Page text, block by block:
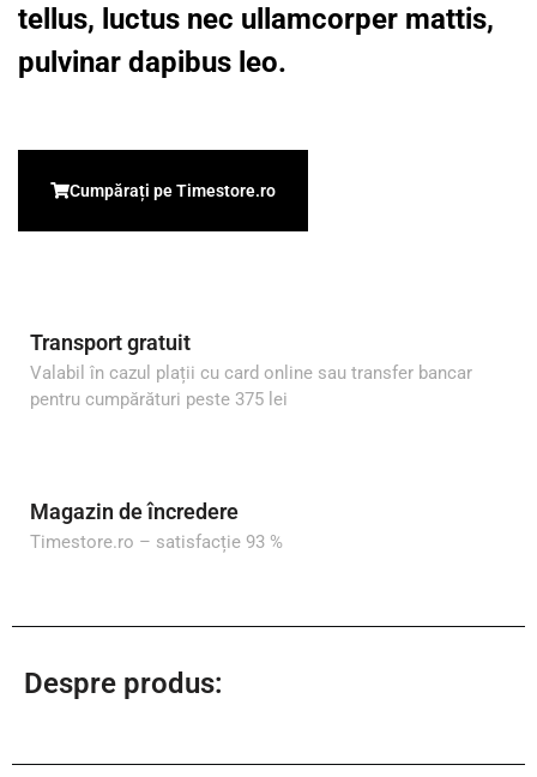
tellus, luctus nec ullamcorper mattis,
pulvinar dapibus leo.
Cumpărați pe Timestore.ro
Transport gratuit
Valabil în cazul plații cu card online sau transfer bancar
pentru cumpărături peste 375 lei
Magazin de încredere
Timestore.ro – satisfacție 93 %
Despre produs: